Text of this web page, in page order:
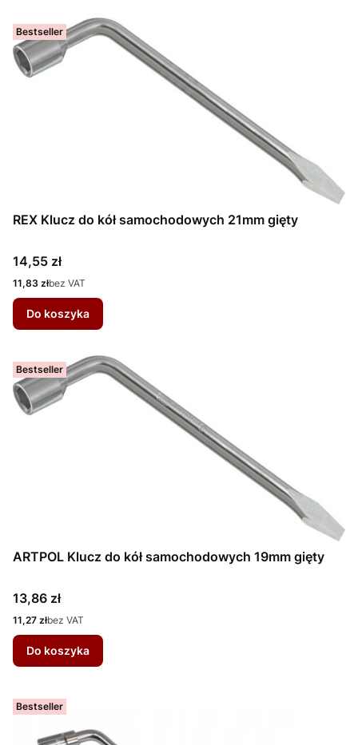
Bestseller
REX Klucz do kół samochodowych 21mm gięty
Cena
14,55 zł
Cena
11,83 złbez VAT
Do koszyka
Bestseller
ARTPOL Klucz do kół samochodowych 19mm gięty
Cena
13,86 zł
Cena
11,27 złbez VAT
Do koszyka
Bestseller